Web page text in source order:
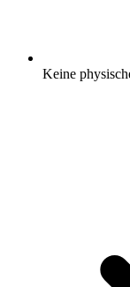
Keine